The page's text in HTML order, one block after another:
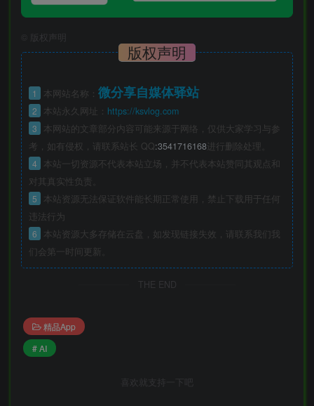
版权声明
版权声明
1 本网站名称： 微分享自媒体驿站
2 本站永久网址： https://ksvlog.com
3
本网站的文章部分内容可能来源于网络，仅供大家学习与参
考，如有侵权，请联系站长 QQ:3541716168进行删除处理。
4
本站一切资源不代表本站立场，并不代表本站赞同其观点和
对其真实性负责。
5
本站资源无法保证软件能长期正常使用，禁止下载用于任何
违法行为
6
本站资源大多存储在云盘，如发现链接失效，请联系我们我
们会第一时间更新。
THE END
精品App
# AI
喜欢就支持一下吧